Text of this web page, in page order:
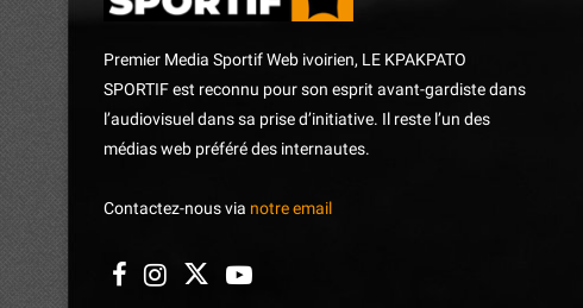
Premier Media Sportif Web ivoirien, LE KPAKPATO
SPORTIF est reconnu pour son esprit avant-gardiste dans
l’audiovisuel dans sa prise d’initiative. Il reste l’un des
médias web préféré des internautes.
Contactez-nous via notre email